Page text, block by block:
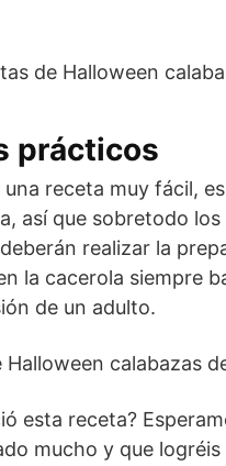
prácticos
una receta muy fácil,
así que sobretodo los
realizar la
la cacerola siempre
de un adulto.
esta receta?
mucho y que logréis